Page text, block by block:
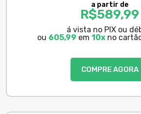
a partir de
R$589,99
á vista no PIX ou
ou 605,99 em 10x no
COMPRE AGORA